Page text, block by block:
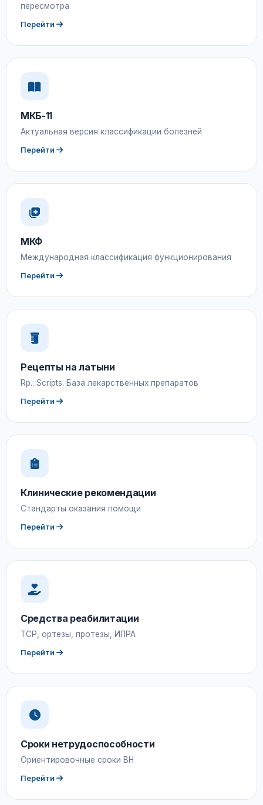
пересмотра
Перейти
МКБ-11
Актуальная версия классификации болезней
Перейти
МКФ
Международная классификация функционирования
Перейти
Рецепты на латыни
Rp.: Scripts. База лекарственных препаратов
Перейти
Клинические рекомендации
Стандарты оказания помощи
Перейти
Средства реабилитации
ТСР, ортезы, протезы, ИПРА
Перейти
Сроки нетрудоспособности
Ориентировочные сроки ВН
Перейти